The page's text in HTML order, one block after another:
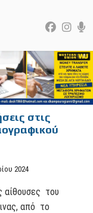
στις
2024
αίθουσες του
από το